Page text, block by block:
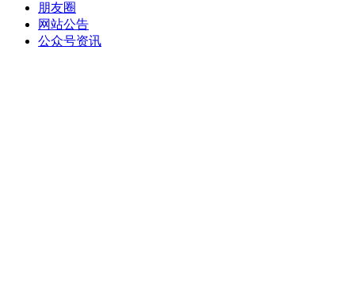
朋友圈
网站公告
公众号资讯